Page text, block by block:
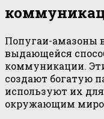
Попугаи-амазоны
выдающейся
коммуникации.
создают богатую
используют их
окружающим